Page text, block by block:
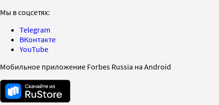
Мы в соцсетях:
Telegram
ВКонтакте
YouTube
Мобильное приложение Forbes Russia на Android